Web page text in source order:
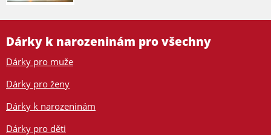
Dárky k narozeninám pro všechny
Dárky pro muže
Dárky pro ženy
Dárky k narozeninám
Dárky pro děti